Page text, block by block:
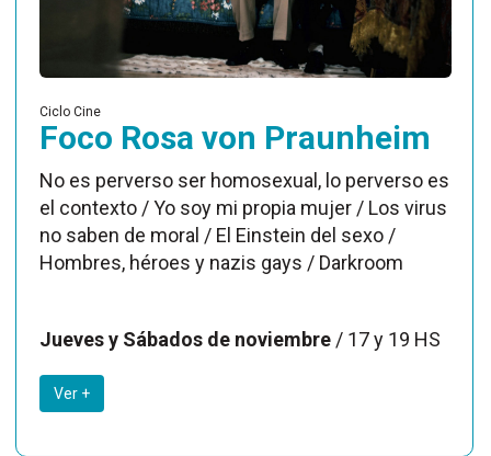
Ciclo Cine
Foco Rosa von Praunheim
No es perverso ser homosexual, lo perverso es
el contexto / Yo soy mi propia mujer / Los virus
no saben de moral / El Einstein del sexo /
Hombres, héroes y nazis gays / Darkroom
Jueves y Sábados de noviembre / 17 y 19 HS
Ver +